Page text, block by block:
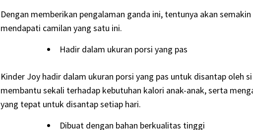
Dengan memberikan pengalaman ganda ini, tentunya akan
mendapati camilan yang satu ini.
Hadir dalam ukuran porsi yang pas
Kinder Joy hadir dalam ukuran porsi yang pas untuk disantap oleh
membantu sekali terhadap kebutuhan kalori anak-anak, serta
yang tepat untuk disantap setiap hari.
Dibuat dengan bahan berkualitas tinggi